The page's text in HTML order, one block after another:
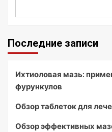
Последние записи
Ихтиоловая мазь:
фурункулов
Обзор таблеток для
Обзор эффективных